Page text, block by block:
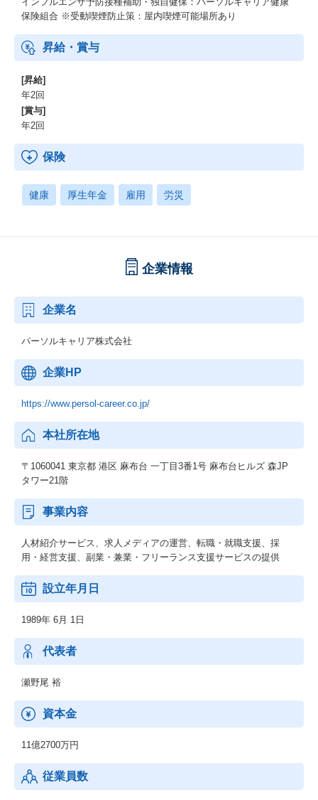
保険組合 ※受動喫煙防止策：屋内喫煙可能場所あり
昇給・賞与
[昇給]
年2回
[賞与]
年2回
保険
健康 厚生年金 雇用 労災
企業情報
企業名
パーソルキャリア株式会社
企業HP
https://www.persol-career.co.jp/
本社所在地
〒1060041 東京都 港区 麻布台 一丁目3番1号 麻布台ヒルズ 森JP
タワー21階
事業内容
人材紹介サービス、求人メディアの運営、転職・就職支援、採
用・経営支援、副業・兼業・フリーランス支援サービスの提供
設立年月日
1989年 6月 1日
代表者
瀬野尾 裕
資本金
11億2700万円
従業員数